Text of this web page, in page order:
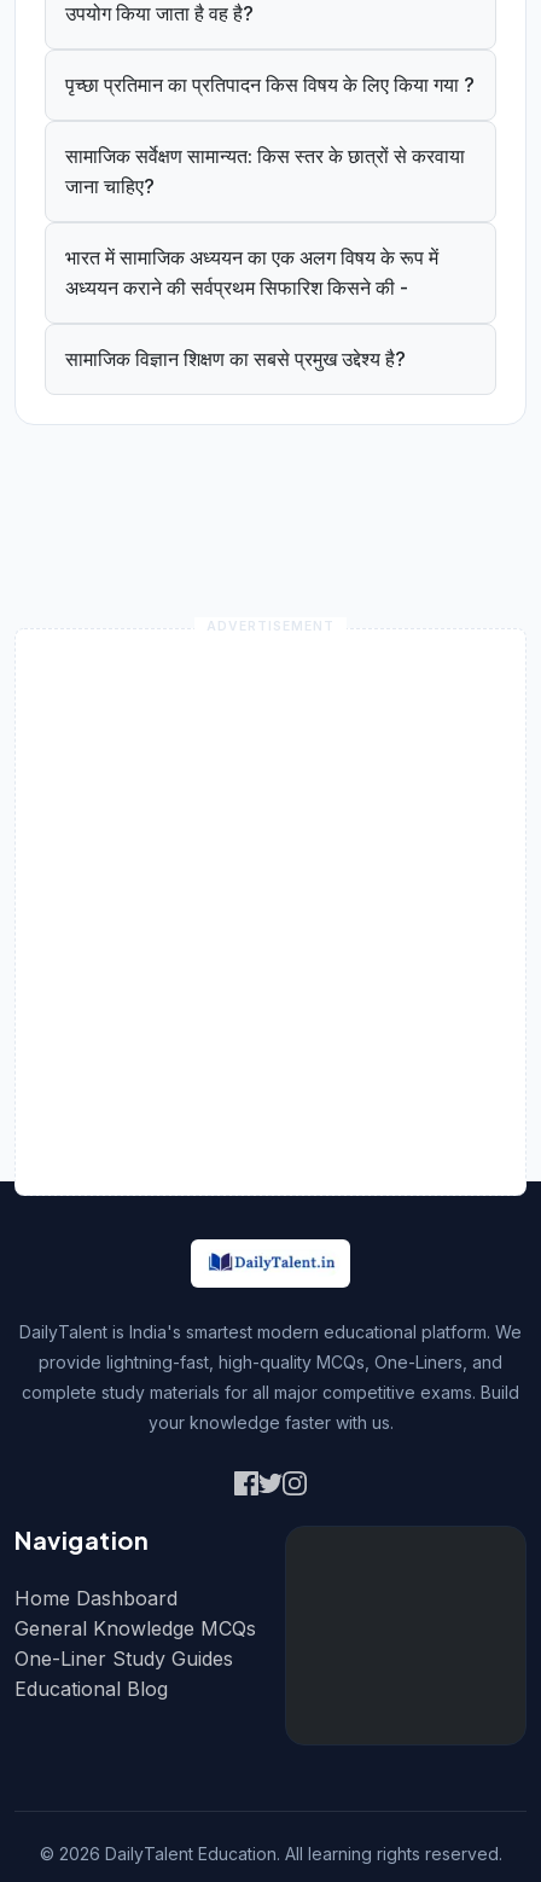
उपयोग किया जाता है वह है?
पृच्छा प्रतिमान का प्रतिपादन किस विषय के लिए किया गया ?
सामाजिक सर्वेक्षण सामान्यत: किस स्तर के छात्रों से करवाया
जाना चाहिए?
भारत में सामाजिक अध्ययन का एक अलग विषय के रूप में
अध्ययन कराने की सर्वप्रथम सिफारिश किसने की -
सामाजिक विज्ञान शिक्षण का सबसे प्रमुख उद्देश्य है?
DailyTalent is India's smartest modern educational platform. We
provide lightning-fast, high-quality MCQs, One-Liners, and
complete study materials for all major competitive exams. Build
your knowledge faster with us.
Navigation
Home Dashboard
General Knowledge MCQs
One-Liner Study Guides
Educational Blog
© 2026 DailyTalent Education. All learning rights reserved.